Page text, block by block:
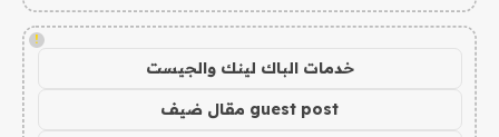
!
خدمات الباك لينك والجيست
guest post مقال ضيف